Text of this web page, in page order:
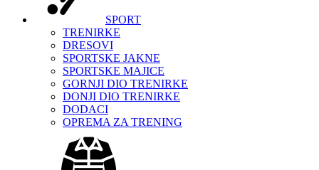
SPORT
TRENIRKE
DRESOVI
SPORTSKE JAKNE
SPORTSKE MAJICE
GORNJI DIO TRENIRKE
DONJI DIO TRENIRKE
DODACI
OPREMA ZA TRENING